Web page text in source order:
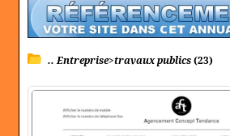
.. Entreprise>travaux publics(23)